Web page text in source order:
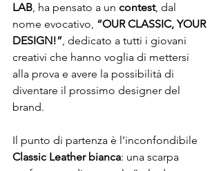
LAB, ha pensato a un contest, dal
nome evocativo, “OUR CLASSIC, YOUR
DESIGN!”, dedicato a tutti i giovani
creativi che hanno voglia di mettersi
alla prova e avere la possibilità di
diventare il prossimo designer del
brand.
Il punto di partenza è l’inconfondibile
Classic Leather bianca: una scarpa